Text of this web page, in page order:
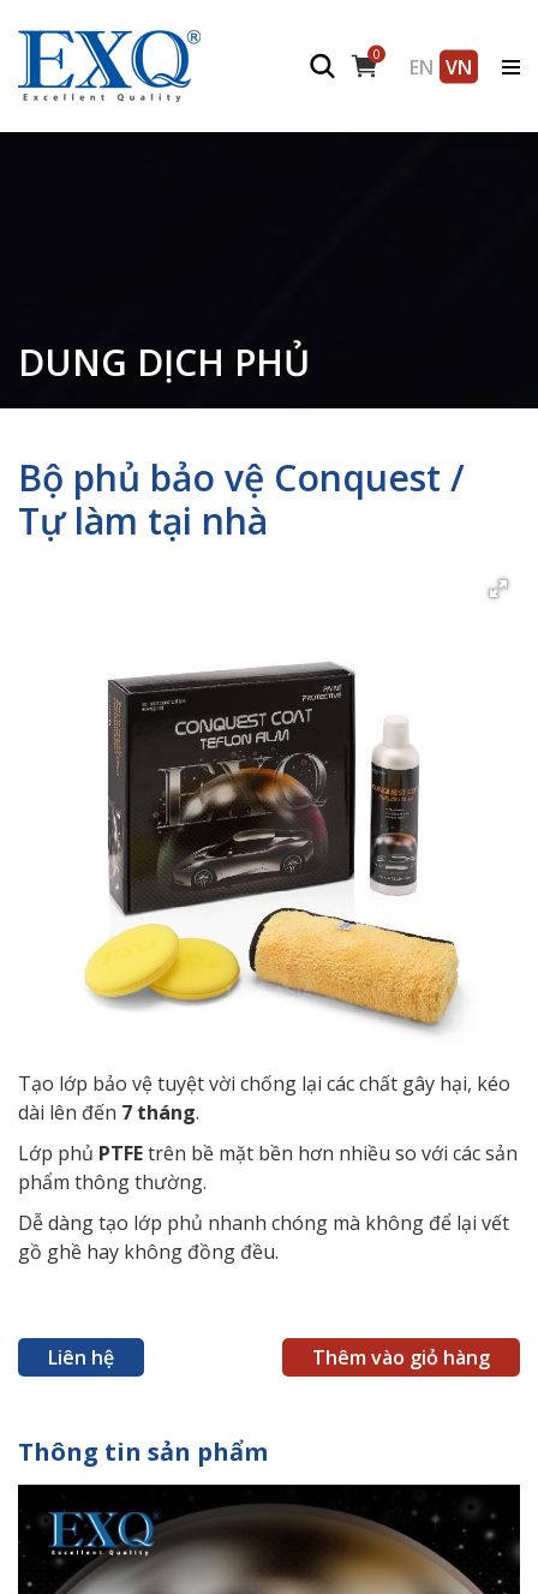
0 EN VN
DUNG DỊCH PHỦ
Bộ phủ bảo vệ Conquest /
Tự làm tại nhà
Tạo lớp bảo vệ tuyệt vời chống lại các chất gây hại, kéo
dài lên đến 7 tháng.
Lớp phủ PTFEtrên bề mặt bền hơn nhiều so với các sản
phẩm thông thường.
Dễ dàng tạo lớp phủ nhanh chóng mà không để lại vết
gồ ghề hay không đồng đều.
Liên hệ Thêm vào giỏ hàng
Thông tin sản phẩm